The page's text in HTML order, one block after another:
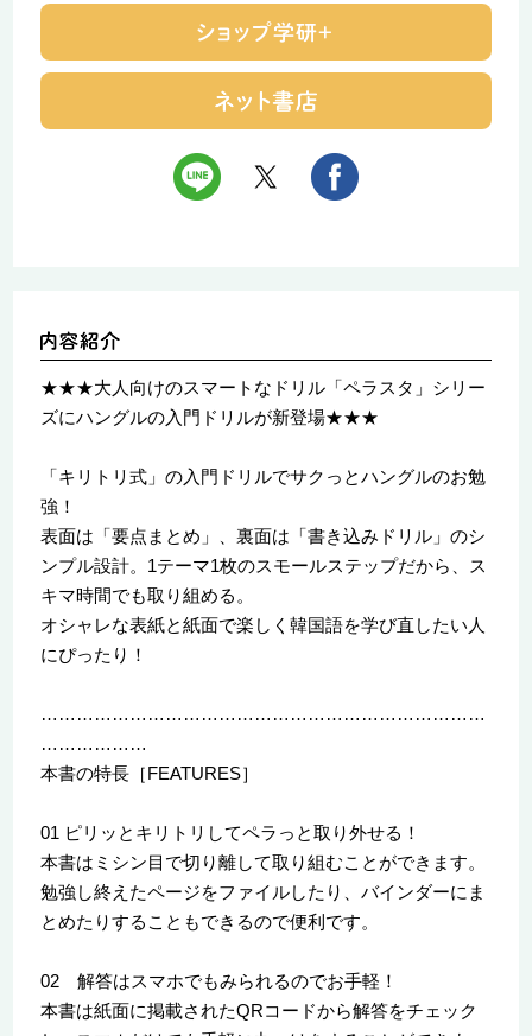
★★★大人向けのスマートなドリル「ペラスタ」シリー
ズにハングルの入門ドリルが新登場★★★
「キリトリ式」の入門ドリルでサクっとハングルのお勉
強！
表面は「要点まとめ」、裏面は「書き込みドリル」のシ
ンプル設計。1テーマ1枚のスモールステップだから、ス
キマ時間でも取り組める。
オシャレな表紙と紙面で楽しく韓国語を学び直したい人
にぴったり！
…………………………………………………………………
………………
本書の特長［FEATURES］
01 ピリッとキリトリしてペラっと取り外せる！
本書はミシン目で切り離して取り組むことができます。
勉強し終えたページをファイルしたり、バインダーにま
とめたりすることもできるので便利です。
02 解答はスマホでもみられるのでお手軽！
本書は紙面に掲載されたQRコードから解答をチェック